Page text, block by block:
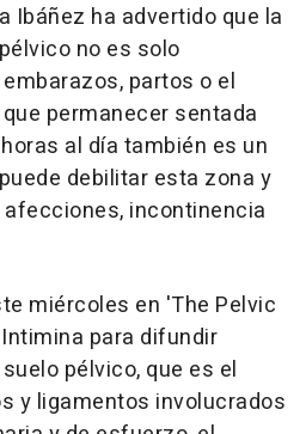
Ibáñez ha advertido que la
no es solo
partos o el
permanecer sentada
al día también es un
debilitar esta zona y
incontinencia
miércoles en 'The Pelvic
para difundir
pélvico, que es el
y ligamentos involucrados